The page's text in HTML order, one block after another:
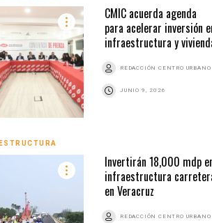
CMIC acuerda agenda
para acelerar inversión
infraestructura y
REDACCIÓN CENTRO URBANO
JUNIO 9, 2026
Invertirán 18,000 mdp
infraestructura
en Veracruz
REDACCIÓN CENTRO URBANO